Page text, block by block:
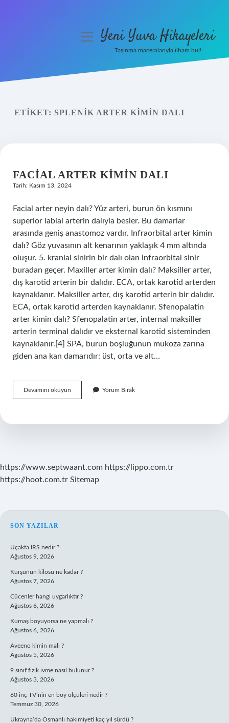
Yasal Uyarı
menüyüYeni Yuva Hikayeleri
Taşınma maceralarıyla ilham bul!
ETIKET: SPLENIK ARTER KIMIN DALI
FACIAL ARTER KIMIN DALI
Tarih: Kasım 13, 2024
Facial arter neyin dalı? Yüz arteri, burun ön kısmını
superior labial arterin dalıyla besler. Bu damarlar
arasında geniş anastomoz vardır. Infraorbital arter kimin
dalı? Göz yuvasının alt kenarının yaklaşık 4 mm altında
oluşur. 5. kranial sinirin bir dalı olan infraorbital sinir
buradan geçer. Maxiller arter kimin dalı? Maksiller arter,
dış karotid arterin bir dalıdır. ECA, ortak karotid arterden
kaynaklanır. Maksiller arter, dış karotid arterin bir dalıdır.
ECA, ortak karotid arterden kaynaklanır. Sfenopalatin
arter kimin dalı? Sfenopalatin arter, internal maksiller
arterin terminal dalıdır ve eksternal karotid sisteminden
kaynaklanır.[4] SPA, burun boşluğunun mukoza zarına
giden ana kan damarıdır: üst, orta ve alt…
Devamını okuyun
Arter
Yorum Bırak
https://www.septwaant.com https://lippo.com.tr
https://hoot.com.tr Sitemap
SIDEBAR
SON YAZILAR
Uçakta IRS nedir ?
Ağustos 9, 2026
Kurşunun kilosu ne kadar ?
Ağustos 7, 2026
Cücenler hangi uygarlıktır ?
Ağustos 6, 2026
Kumaş boyuyorsa ne yapmalı ?
Ağustos 6, 2026
Aveeno kimin malı ?
Ağustos 5, 2026
9 sınıf fizik ivme nasıl bulunur ?
Ağustos 3, 2026
60 inç TV’nin en boy ölçüleri nedir ?
Temmuz 30, 2026
Ukrayna’da Osmanlı hakimiyeti kaç yıl sürdü ?